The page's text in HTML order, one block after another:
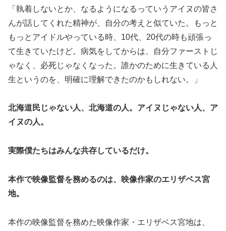
「執着しないとか、なるようになるっていうアイヌの皆さ
んが話してくれた精神が、自分の考えと似ていた。もっと
もっとアイドルやっている時、10代、20代の時も頑張っ
て生きていたけど。病気をしてからは、自分ファーストじ
ゃなく、必死じゃなくなった。誰かのために生きている人
生というのを、明確に理解できたのかもしれない。」
北海道民じゃない人、北海道の人。アイヌじゃない人、ア
イヌの人。
実際僕たちはみんな共存しているだけ。
本作で映像監督を務めるのは、映像作家のエリザベス宮
地。
本作の映像監督を務めた映像作家・エリザベス宮地は、